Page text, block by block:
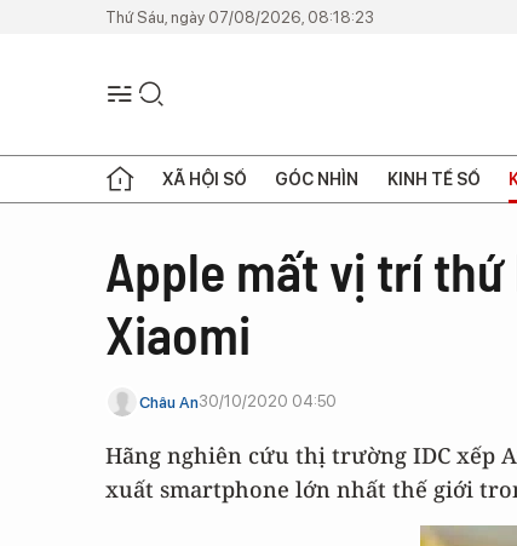
Thứ Sáu, ngày 07/08/2026, 08:18:23
XÃ HỘI SỐ GÓC NHÌN KINH TẾ SỐ
Apple mất vị trí
Xiaomi
Châu An30/10/2020 04:50
Hãng nghiên cứu thị trường IDC xếp
xuất smartphone lớn nhất thế giới